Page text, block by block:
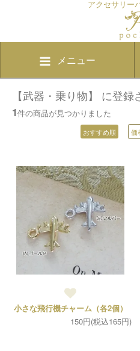
アクセサリー
メニュー
【武器・乗り物】 に登
1件の商品が見つかりました
おすすめ順 価
小さな飛行機チャーム（各2個）
150円(税込165円)